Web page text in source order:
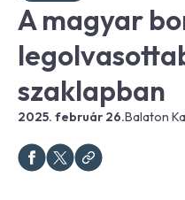
A magyar
szaklapban
2025. február 26.Balaton